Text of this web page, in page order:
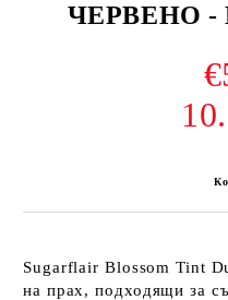
ЧЕРВЕНО -
Sugarflair Blossom Tint
на прах, подходящи за